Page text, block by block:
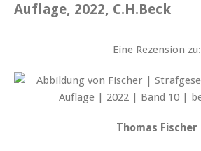
Auflage, 2022, C.H.Beck
Eine Rezension zu:
Thomas Fischer